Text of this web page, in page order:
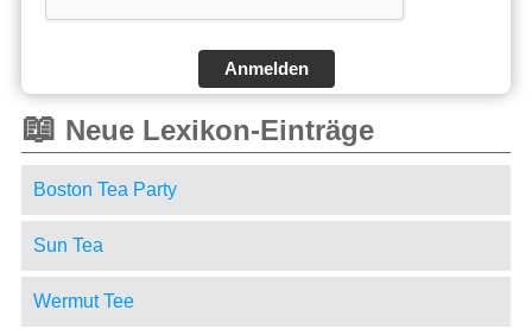
Anmelden
📖 Neue Lexikon-Einträge
Boston Tea Party
Sun Tea
Wermut Tee